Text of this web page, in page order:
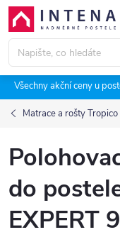
Přejít
obsah
Všechny akční ceny u
Matrace a rošty Tropico
do
EXPERT